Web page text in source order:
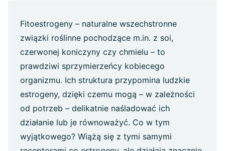
Fitoestrogeny – naturalne wszechstronne
związki roślinne pochodzące m.in. z soi,
czerwonej koniczyny czy chmielu – to
prawdziwi sprzymierzeńcy kobiecego
organizmu. Ich struktura przypomina ludzkie
estrogeny, dzięki czemu mogą – w zależności
od potrzeb – delikatnie naśladować ich
działanie lub je równoważyć. Co w tym
wyjątkowego? Wiążą się z tymi samymi